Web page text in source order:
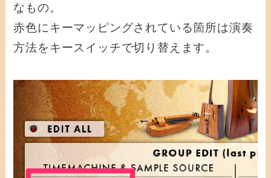
なもの。
赤色にキーマッピングされている箇所は演奏
方法をキースイッチで切り替えます。